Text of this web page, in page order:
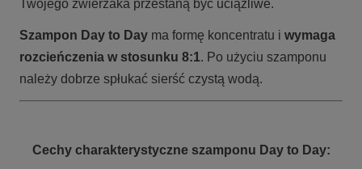
Twojego zwierzaka przestaną być uciążliwe.
Szampon Day to Day ma formę koncentratu i wymaga
rozcieńczenia w stosunku 8:1. Po użyciu szamponu
należy dobrze spłukać sierść czystą wodą.
Cechy charakterystyczne szamponu Day to Day: